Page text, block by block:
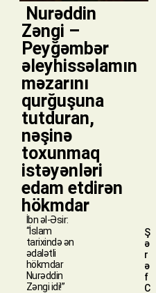
​ Nurəddin
Zəngi –
Peyğəmbər
əleyhissəlamın
məzarını
qurğuşuna
tutduran,
nəşinə
toxunmaq
istəyənləri
edam etdirən
hökmdar
İbn əl-Əsir:
“İslam
tarixində ən
ədalətli
hökmdar
Nurəddin
Zəngi idi!”
Ş
ə
r
ə
f
C